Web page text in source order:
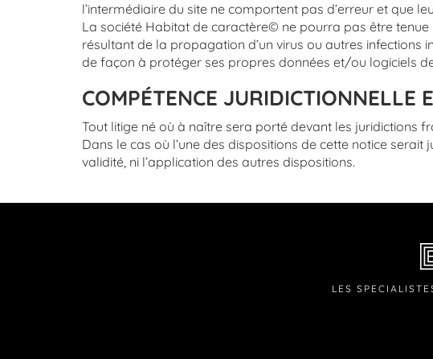
l’intermédiaire du site ne comportent pas d’erreur et que
La société Habitat de caractère© ne pourra pas être
résultant de la propagation d’un virus ou autres
de façon à protéger ses propres données et/ou logiciels
COMPÉTENCE JURIDICTIONNELLE
Tout litige né où à naître sera porté devant les juridictions
Dans le cas où l’une des dispositions de cette notice
validité, ni l’application des autres dispositions.
LES